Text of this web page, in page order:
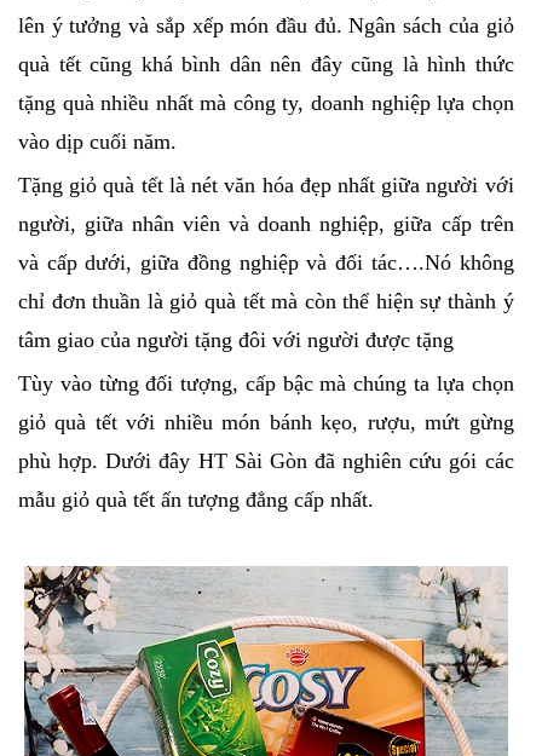
lên ý tưởng và sắp xếp món đầu đủ. Ngân sách của giỏ
quà tết cũng khá bình dân nên đây cũng là hình thức
tặng quà nhiều nhất mà công ty, doanh nghiệp lựa chọn
vào dịp cuối năm.
Tặng giỏ quà tết là nét văn hóa đẹp nhất giữa người với
người, giữa nhân viên và doanh nghiệp, giữa cấp trên
và cấp dưới, giữa đồng nghiệp và đối tác….Nó không
chỉ đơn thuần là giỏ quà tết mà còn thể hiện sự thành ý
tâm giao của người tặng đôi với người được tặng
Tùy vào từng đối tượng, cấp bậc mà chúng ta lựa chọn
giỏ quà tết với nhiều món bánh kẹo, rượu, mứt gừng
phù hợp. Dưới đây HT Sài Gòn đã nghiên cứu gói các
mẫu giỏ quà tết ấn tượng đẳng cấp nhất.